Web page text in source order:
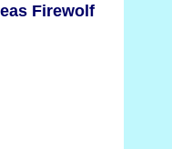
Firewolf